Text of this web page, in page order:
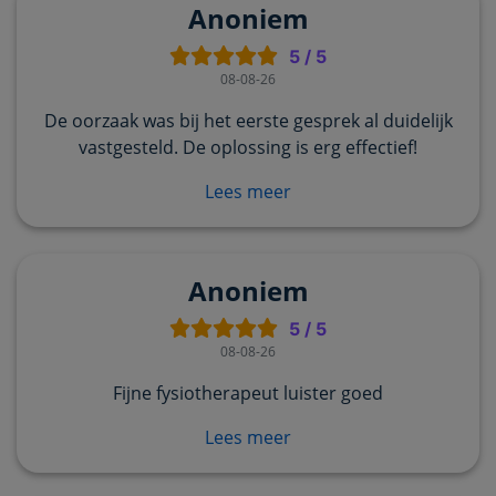
Anoniem
5 / 5
08-08-26
De oorzaak was bij het eerste gesprek al duidelijk
vastgesteld. De oplossing is erg effectief!
Lees meer
Anoniem
5 / 5
08-08-26
Fijne fysiotherapeut luister goed
Lees meer